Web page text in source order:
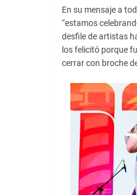
En su mensaje a
“estamos
desfile de artistas
los felicitó porque
cerrar con broche